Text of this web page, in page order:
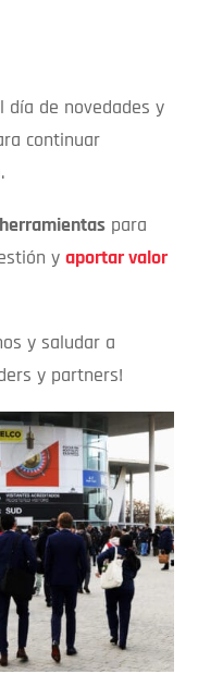
de novedades y
continuar
para
y aportar valor
y saludar a
y partners!